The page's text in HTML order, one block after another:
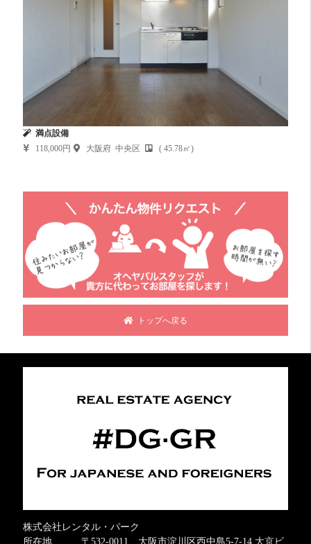
満点設備
118,000円
大阪府 中央区 ( 45.78㎡)
トップへ戻る
株式会社レンタル・パーク
所在地 〒532-0011 大阪市淀川区西中島5-7-14 大京ビ